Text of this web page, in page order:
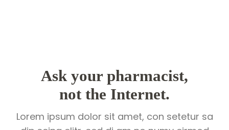
Ask your pharmacist,
not the Internet.
Lorem ipsum dolor sit amet, con setetur sa